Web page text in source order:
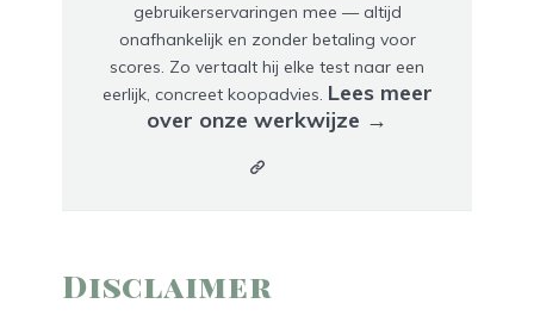
gebruikerservaringen mee — altijd
onafhankelijk en zonder betaling voor
scores. Zo vertaalt hij elke test naar een
eerlijk, concreet koopadvies. Lees meer
over onze werkwijze →
Disclaimer